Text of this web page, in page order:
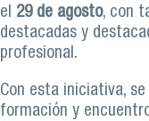
el 29 de agosto, con
destacadas y
profesional.
Con esta iniciativa,
formación y